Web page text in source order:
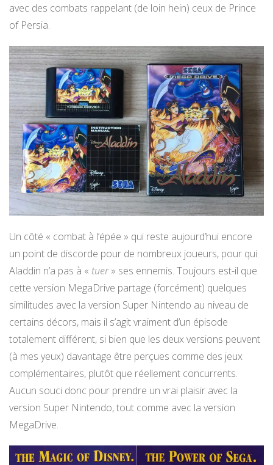
avec des combats rappelant (de loin hein) ceux de Prince
of Persia.
Un côté « combat à l’épée » qui reste aujourd’hui encore
un point de discorde pour de nombreux joueurs, pour qui
Aladdin n’a pas à « tuer» ses ennemis. Toujours est-il que
cette version MegaDrive partage (forcément) quelques
similitudes avec la version Super Nintendo au niveau de
certains décors, mais il s’agit vraiment d’un épisode
totalement différent, si bien que les deux versions peuvent
(à mes yeux) davantage être perçues comme des jeux
complémentaires, plutôt que réellement concurrents.
Aucun souci donc pour prendre un vrai plaisir avec la
version Super Nintendo, tout comme avec la version
MegaDrive.